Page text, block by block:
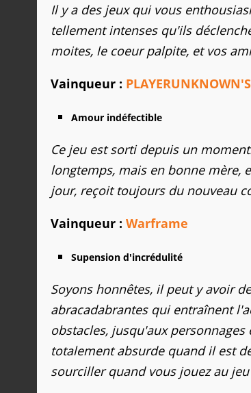
Il y a des jeux qui vous
tellement intenses qu'ils
moites, le coeur palpite, et vos
Vainqueur :
Amour indéfectible
Ce jeu est sorti depuis un
longtemps, mais en bonne mère,
jour, reçoit toujours du nouveau
Vainqueur : Warframe
Supension d'incrédulité
Soyons honnêtes, il peut y avoir
abracadabrantes qui entraînent
obstacles, jusqu'aux
totalement absurde quand il est
sourciller quand vous jouez au